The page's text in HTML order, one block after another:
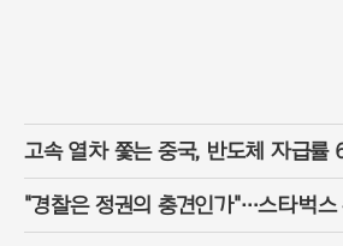
고속 열차 쫓는 중국, 반도체 자급률
"경찰은 정권의 충견인가"…스타벅스